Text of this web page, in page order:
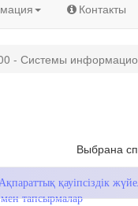
Контакты
- Системы
Выбрана
қауіпсіздік
мен тапсырмалар